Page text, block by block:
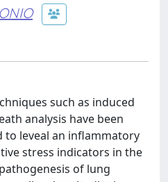
such as induced
analysis have been
to leveal an inflammatory
stress indicators in the
of lung